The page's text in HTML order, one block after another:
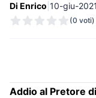
Di Enrico 10-giu-2021
(0 voti)
Addio al Pretore